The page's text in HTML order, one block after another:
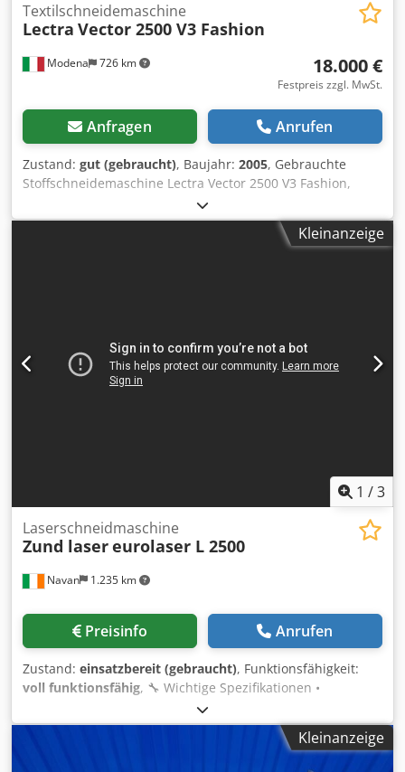
Modena 726 km
Textilschneidemaschine
Lectra Vector 2500 V3 Fashion
18.000 €
Festpreis zzgl. MwSt.
Anfragen Anrufen
Zustand: gut (gebraucht), Baujahr: 2005, Gebrauchte
Stoffschneidemaschine Lectra Vector 2500 V3 Fashion,
Baujahr 2005 – Betriebsstunden: 7100 – Nutzbare
Schnittbreite: 170 cm – Schnitthöhe: 2,5 cm – Neuer
Computer mit installiertem Windows 10, 4000-Stunden-Kit
Kleinanzeige
1 /3
Navan 1.235 km
Laserschneidmaschine
Zund lasereurolaser L 2500
Preisinfo Anrufen
Zustand: einsatzbereit (gebraucht), Funktionsfähigkeit:
voll funktionsfähig, 🔧 Wichtige Spezifikationen •
Arbeitsbereich: 2.500 mm × 1.800 mm • Laserquelle: CO₂-
Laser, mit verfügbaren Leistungsoptionen von 60 bis 600
Watt, unter Verwendung von geschlossener
Kleinanzeige